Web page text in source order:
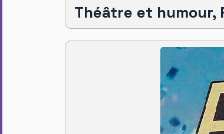
Théâtre et humour,